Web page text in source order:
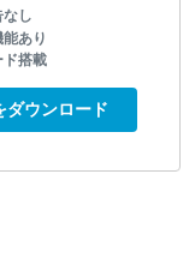
し
能あり
ド搭載
ダウンロード